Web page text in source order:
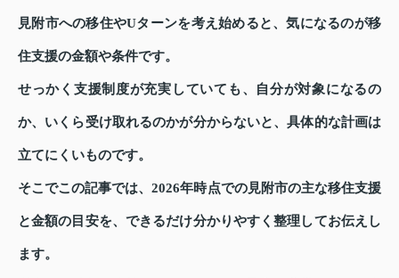
見附市への移住やUターンを考え始めると、気になるのが移
住支援の金額や条件です。
せっかく支援制度が充実していても、自分が対象になるの
か、いくら受け取れるのかが分からないと、具体的な計画は
立てにくいものです。
そこでこの記事では、2026年時点での見附市の主な移住支援
と金額の目安を、できるだけ分かりやすく整理してお伝えし
ます。